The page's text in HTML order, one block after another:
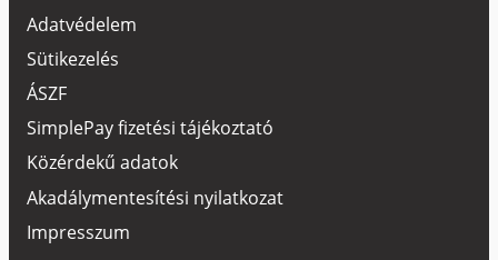
Adatvédelem
Sütikezelés
ÁSZF
SimplePay fizetési tájékoztató
Közérdekű adatok
Akadálymentesítési nyilatkozat
Impresszum